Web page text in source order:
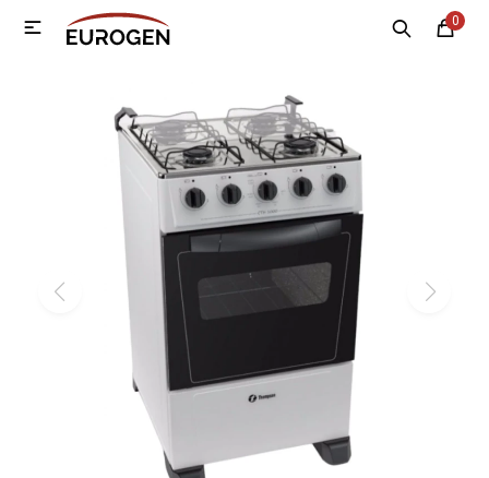
0
 MI CUENTA
Electrodomésticos